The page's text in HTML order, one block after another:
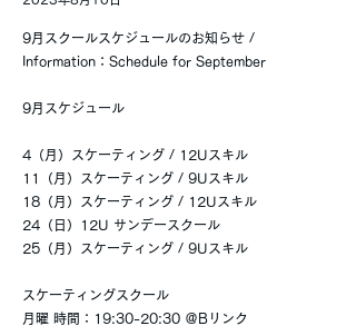
9月スクールスケジュールのお知らせ /
Information：Schedule for September
9月スケジュール
4（月）スケーティング / 12Uスキル
11（月）スケーティング / 9Uスキル
18（月）スケーティング / 12Uスキル
24（日）12U サンデースクール
25（月）スケーティング / 9Uスキル
スケーティングスクール
月曜 時間：19:30-20:30 ＠Bリンク